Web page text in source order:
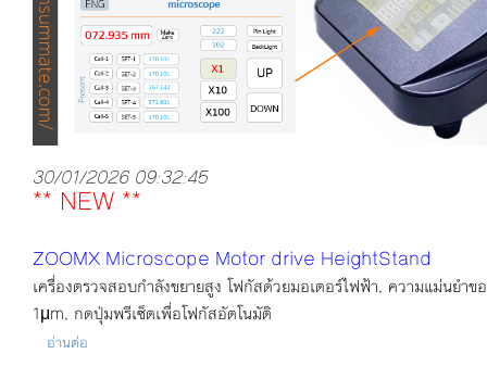
30/01/2026 09:32:45
** NEW **
ZOOMX Microscope Motor drive HeightStand
เครื่องตรวจสอบกำลังขยายสูง โฟกัสด้วยมอเตอร์ไฟฟ้า, ความแม่นยำข
1μm, กดปุ่มพรีเซ็ตเพื่อโฟกัสอัตโนมัติ
อ่านต่อ